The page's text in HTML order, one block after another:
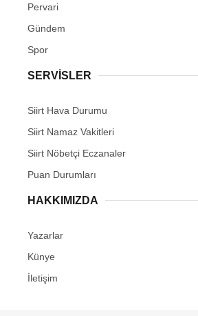
Pervari
Gündem
Spor
SERVİSLER
Siirt Hava Durumu
Siirt Namaz Vakitleri
Siirt Nöbetçi Eczanaler
Puan Durumları
HAKKIMIZDA
Yazarlar
Künye
İletişim